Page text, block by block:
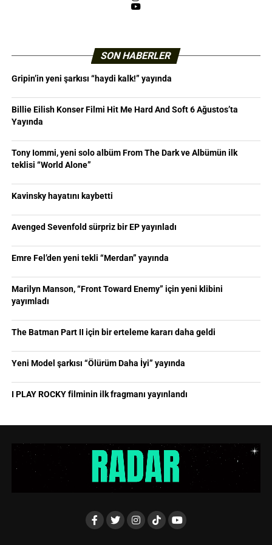
YouTube
SON HABERLER
Gripin’in yeni şarkısı “haydi kalk!” yayında
Billie Eilish Konser Filmi Hit Me Hard And Soft 6 Ağustos’ta
Yayında
Tony Iommi, yeni solo albüm From The Dark ve Albümün ilk
teklisi “World Alone”
Kavinsky hayatını kaybetti
Avenged Sevenfold sürpriz bir EP yayınladı
Emre Fel’den yeni tekli “Merdan” yayında
Marilyn Manson, “Front Toward Enemy” için yeni klibini
yayımladı
The Batman Part II için bir erteleme kararı daha geldi
Yeni Model şarkısı “Ölürüm Daha İyi” yayında
I PLAY ROCKY filminin ilk fragmanı yayınlandı